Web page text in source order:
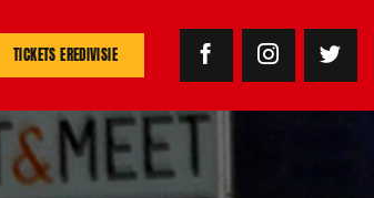
TICKETS EREDIVISIE